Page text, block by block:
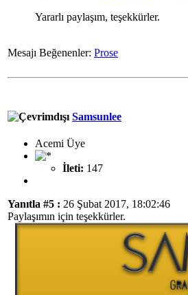
Yararlı paylaşım, teşekkürler.
Mesajı Beğenenler: Prose
Samsunlee
Acemi Üye
İleti: 147
Yanıtla #5 : 26 Şubat 2017, 18:02:46
Paylaşımın için teşekkürler.